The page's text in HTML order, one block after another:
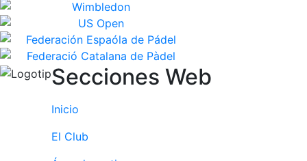
Secciones Web
Inicio
El Club